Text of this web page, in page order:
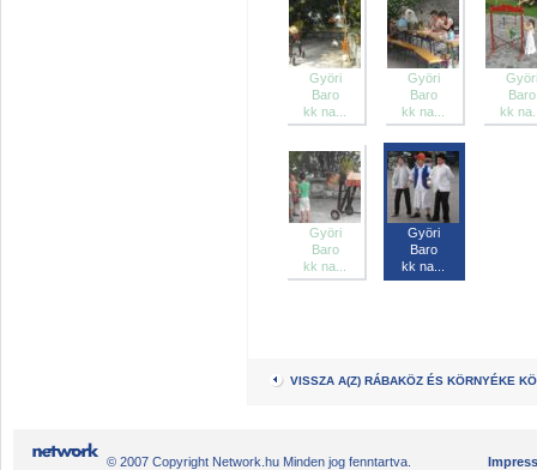
Györi
Baro
kk na...
Györi
Baro
kk na...
Györi
Baro
kk
Györi
Baro
kk na...
Györi
Baro
kk na...
VISSZA A(Z) RÁBAKÖZ ÉS KÖRNYÉKE
© 2007 Copyright Network.hu Minden jog fenntartva.